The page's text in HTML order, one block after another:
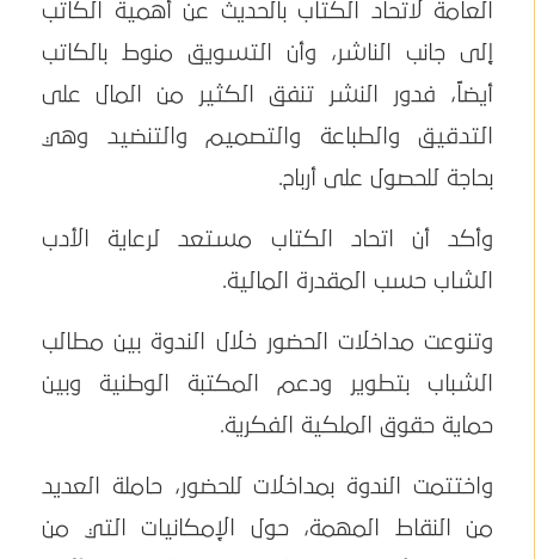
العامة لاتحاد الكتاب بالحديث عن أهمية الكاتب
إلى جانب الناشر، وأن التسويق منوط بالكاتب
أيضاً، فدور النشر تنفق الكثير من المال على
التدقيق والطباعة والتصميم والتنضيد وهي
بحاجة للحصول على أرباح.
وأكد أن اتحاد الكتاب مستعد لرعاية الأدب
الشاب حسب المقدرة المالية.
وتنوعت مداخلات الحضور خلال الندوة بين مطالب
الشباب بتطوير ودعم المكتبة الوطنية وبين
حماية حقوق الملكية الفكرية.
واختتمت الندوة بمداخلات للحضور، حاملة العديد
من النقاط المهمة، حول الإمكانيات التي من